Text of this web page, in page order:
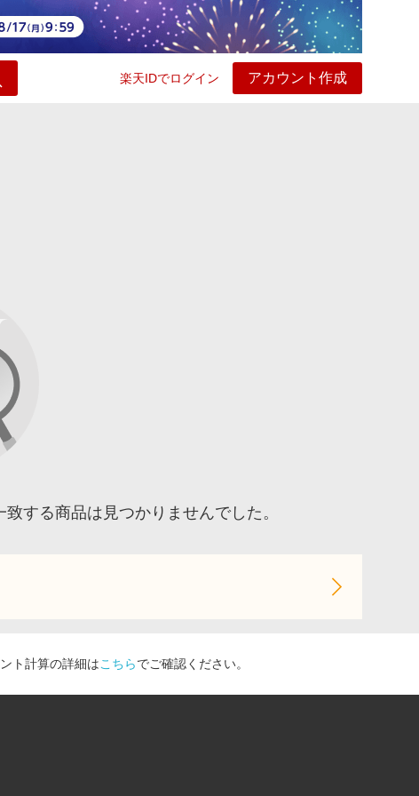
楽天IDでログイン アカウント作成
する商品は見つかりませんでした。
ト計算の詳細はこちらでご確認ください。